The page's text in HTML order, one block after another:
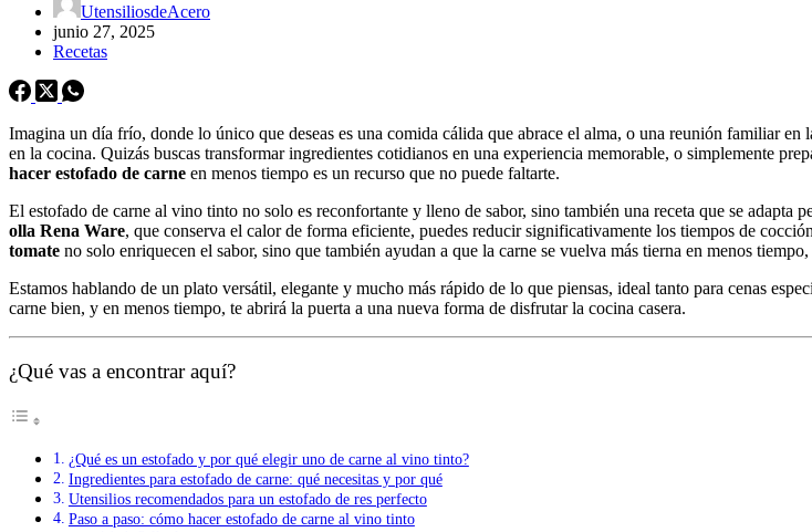
UtensiliosdeAcero
junio 27, 2025
Recetas
Imagina un día frío, donde lo único que deseas es una comida cálida que abrace el alma, o una reunión familiar
en la cocina. Quizás buscas transformar ingredientes cotidianos en una experiencia memorable, o simplemente
hacer estofado de carne en menos tiempo es un recurso que no puede faltarte.
El estofado de carne al vino tinto no solo es reconfortante y lleno de sabor, sino también una receta que se adapta
olla Rena Ware, que conserva el calor de forma eficiente, puedes reducir significativamente los tiempos de
tomate no solo enriquecen el sabor, sino que también ayudan a que la carne se vuelva más tierna en menos
Estamos hablando de un plato versátil, elegante y mucho más rápido de lo que piensas, ideal tanto para cenas
carne bien, y en menos tiempo, te abrirá la puerta a una nueva forma de disfrutar la cocina casera.
¿Qué vas a encontrar aquí?
¿Qué es un estofado y por qué elegir uno de carne al vino tinto?
Ingredientes para estofado de carne: qué necesitas y por qué
Utensilios recomendados para un estofado de res perfecto
Paso a paso: cómo hacer estofado de carne al vino tinto